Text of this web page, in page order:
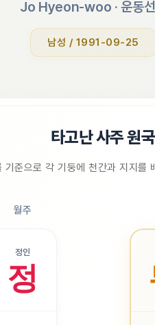
Jo Hyeon-woo · 운동
남성 / 1991-09-25
타고난 사주 원국
기준으로 각 기둥에 천간과 지지를
월주
정인
정